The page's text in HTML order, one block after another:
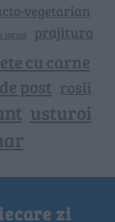
vegetarian
iarna prajitura
cu carne
post rosii
usturoi
zi